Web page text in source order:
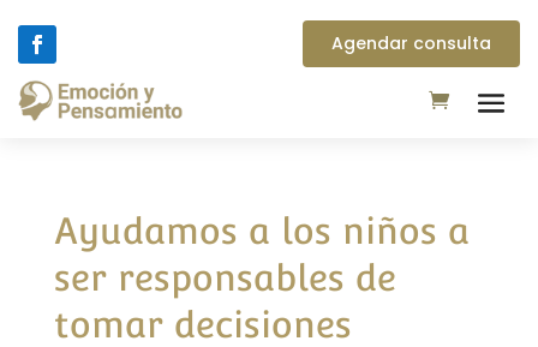
Agendar consulta
Ayudamos a los niños a
ser responsables de
tomar decisiones